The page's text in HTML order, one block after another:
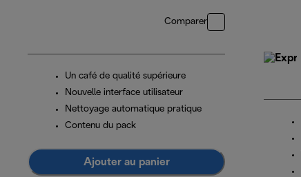
Comparer
Un café de qualité supérieure
Nouvelle interface utilisateur
Nettoyage automatique pratique
Contenu du pack
Ajouter au panier